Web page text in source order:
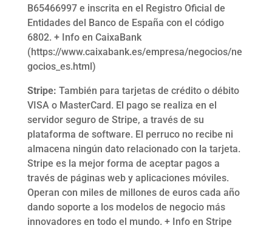
B65466997 e inscrita en el Registro Oficial de
Entidades del Banco de España con el código
6802. + Info en CaixaBank
(https://www.caixabank.es/empresa/negocios/ne
gocios_es.html)
Stripe: También para tarjetas de crédito o débito
VISA o MasterCard. El pago se realiza en el
servidor seguro de Stripe, a través de su
plataforma de software. El perruco no recibe ni
almacena ningún dato relacionado con la tarjeta.
Stripe es la mejor forma de aceptar pagos a
través de páginas web y aplicaciones móviles.
Operan con miles de millones de euros cada año
dando soporte a los modelos de negocio más
innovadores en todo el mundo. + Info en Stripe